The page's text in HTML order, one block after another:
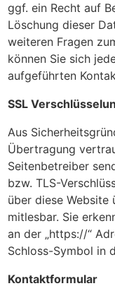
ggf. ein Recht auf
Löschung dieser
weiteren Fragen
können Sie sich
aufgeführten
SSL
Aus
Übertragung
Seitenbetreiber
bzw. TLS-
über diese
mitlesbar. Sie
an der „https://“
Schloss-Symbol in
Kontaktformular